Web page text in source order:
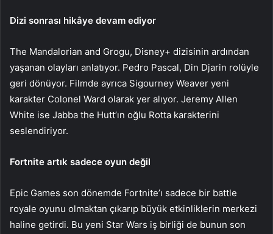
Dizi sonrası hikâye devam ediyor
The Mandalorian and Grogu, Disney+ dizisinin ardından
yaşanan olayları anlatıyor. Pedro Pascal, Din Djarin rolüyle
geri dönüyor. Filmde ayrıca Sigourney Weaver yeni
karakter Colonel Ward olarak yer alıyor. Jeremy Allen
White ise Jabba the Hutt’ın oğlu Rotta karakterini
seslendiriyor.
Fortnite artık sadece oyun değil
Epic Games son dönemde Fortnite’ı sadece bir battle
royale oyunu olmaktan çıkarıp büyük etkinliklerin merkezi
haline getirdi. Bu yeni Star Wars iş birliği de bunun son